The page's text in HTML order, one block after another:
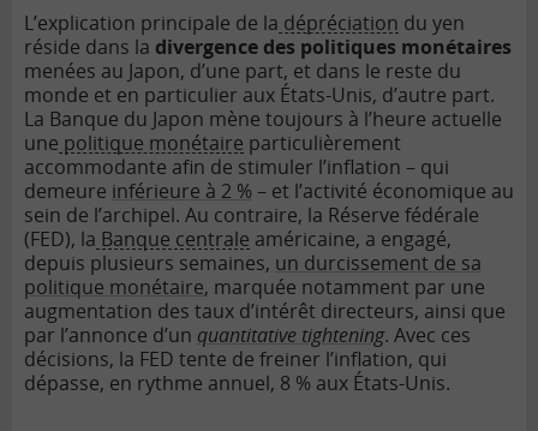
L’explication principale de la dépréciation du yen
réside dans la divergence des politiques monétaires
menées au Japon, d’une part, et dans le reste du
monde et en particulier aux États-Unis, d’autre part.
La Banque du Japon mène toujours à l’heure actuelle
une politique monétaire particulièrement
accommodante afin de stimuler l’inflation – qui
demeure inférieure à 2 % – et l’activité économique au
sein de l’archipel. Au contraire, la Réserve fédérale
(FED), la Banque centrale américaine, a engagé,
depuis plusieurs semaines, un durcissement de sa
politique monétaire, marquée notamment par une
augmentation des taux d’intérêt directeurs, ainsi que
par l’annonce d’un quantitative tightening. Avec ces
décisions, la FED tente de freiner l’inflation, qui
dépasse, en rythme annuel, 8 % aux États-Unis.